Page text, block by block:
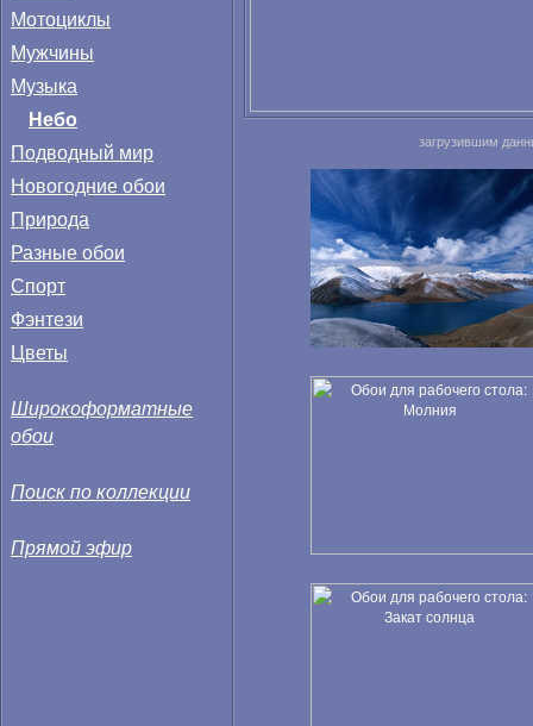
Мотоциклы
Мужчины
Музыка
Небо
Подводный мир
Новогодние обои
Природа
Разные обои
Спорт
Фэнтези
Цветы
Широкоформатные
обои
Поиск по коллекции
Прямой эфир
загрузившим